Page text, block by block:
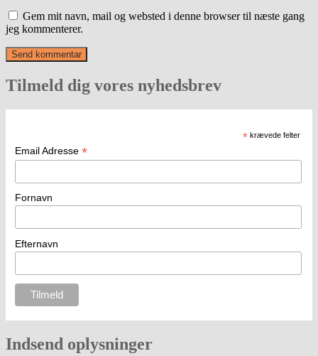
Gem mit navn, mail og websted i denne browser til næste gang
jeg kommenterer.
Tilmeld dig vores nyhedsbrev
* krævede felter
Email Adresse *
Fornavn
Efternavn
Indsend oplysninger